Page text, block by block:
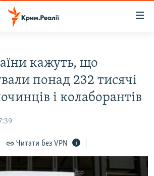
кажуть, що
понад 232 тисячі
і колаборантів
Читати без VPN